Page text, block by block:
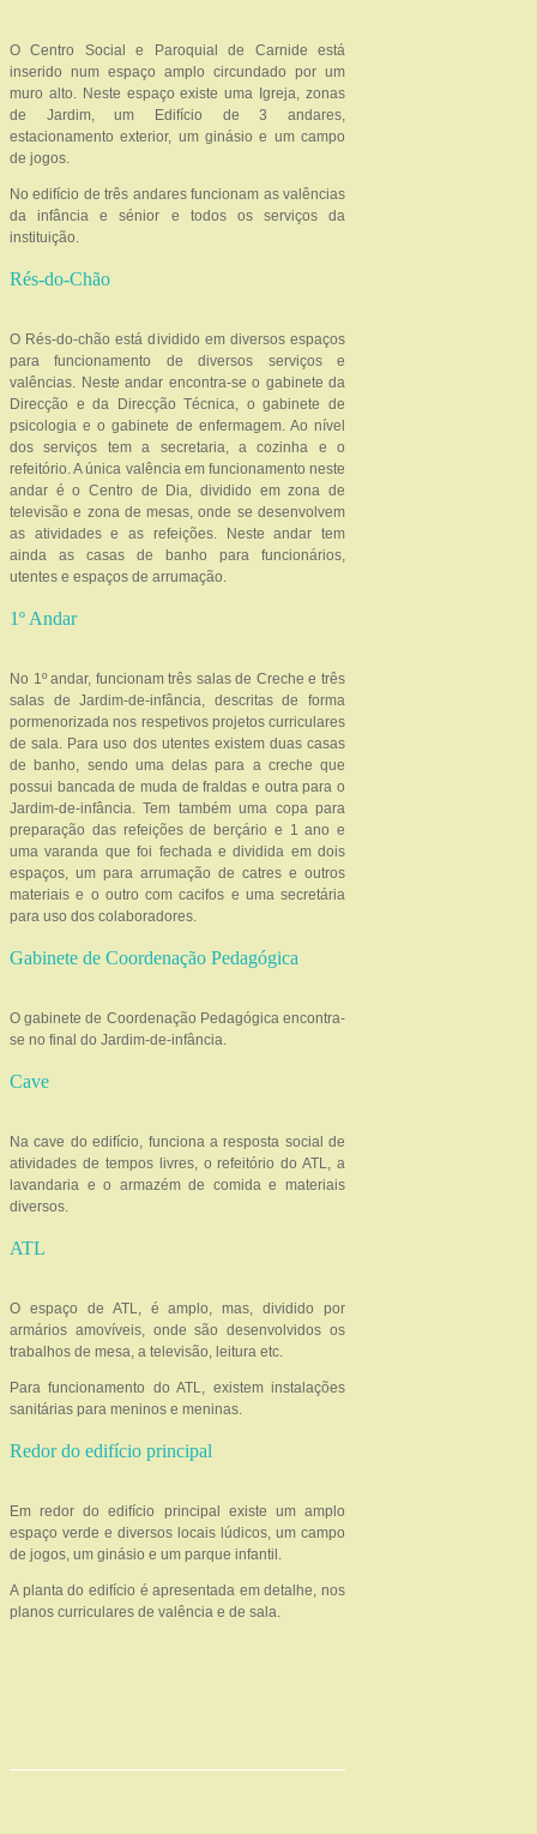
O Centro Social e Paroquial de Carnide está
inserido num espaço amplo circundado por um
muro alto. Neste espaço existe uma Igreja, zonas
de Jardim, um Edifício de 3 andares,
estacionamento exterior, um ginásio e um campo
de jogos.
No edifício de três andares funcionam as valências
da infância e sénior e todos os serviços da
instituição.
Rés-do-Chão
O Rés-do-chão está dividido em diversos espaços
para funcionamento de diversos serviços e
valências. Neste andar encontra-se o gabinete da
Direcção e da Direcção Técnica, o gabinete de
psicologia e o gabinete de enfermagem. Ao nível
dos serviços tem a secretaria, a cozinha e o
refeitório. A única valência em funcionamento neste
andar é o Centro de Dia, dividido em zona de
televisão e zona de mesas, onde se desenvolvem
as atividades e as refeições. Neste andar tem
ainda as casas de banho para funcionários,
utentes e espaços de arrumação.
1º Andar
No 1º andar, funcionam três salas de Creche e três
salas de Jardim-de-infância, descritas de forma
pormenorizada nos respetivos projetos curriculares
de sala. Para uso dos utentes existem duas casas
de banho, sendo uma delas para a creche que
possui bancada de muda de fraldas e outra para o
Jardim-de-infância. Tem também uma copa para
preparação das refeições de berçário e 1 ano e
uma varanda que foi fechada e dividida em dois
espaços, um para arrumação de catres e outros
materiais e o outro com cacifos e uma secretária
para uso dos colaboradores.
Gabinete de Coordenação Pedagógica
O gabinete de Coordenação Pedagógica encontra-
se no final do Jardim-de-infância.
Cave
Na cave do edifício, funciona a resposta social de
atividades de tempos livres, o refeitório do ATL, a
lavandaria e o armazém de comida e materiais
diversos.
ATL
O espaço de ATL, é amplo, mas, dividido por
armários amovíveis, onde são desenvolvidos os
trabalhos de mesa, a televisão, leitura etc.
Para funcionamento do ATL, existem instalações
sanitárias para meninos e meninas.
Redor do edifício principal
Em redor do edifício principal existe um amplo
espaço verde e diversos locais lúdicos, um campo
de jogos, um ginásio e um parque infantil.
A planta do edifício é apresentada em detalhe, nos
planos curriculares de valência e de sala.